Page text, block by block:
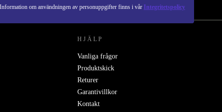
Information om användningen av personuppgifter finns i vår Integritetspolicy
- RETHINK NEW.
HJÄLP
Vanliga frågor
Produktskick
Returer
Garantivillkor
Kontakt